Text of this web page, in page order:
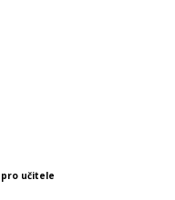
učitele